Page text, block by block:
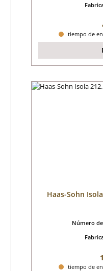
tiempo de
Haas-Sohn
Número
tiempo de